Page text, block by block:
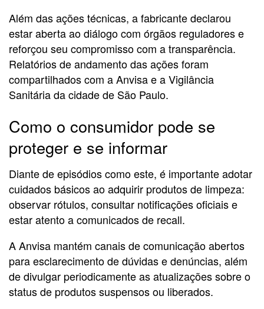
Além das ações técnicas, a fabricante declarou
estar aberta ao diálogo com órgãos reguladores e
reforçou seu compromisso com a transparência.
Relatórios de andamento das ações foram
compartilhados com a Anvisa e a Vigilância
Sanitária da cidade de São Paulo.
Como o consumidor pode se
proteger e se informar
Diante de episódios como este, é importante adotar
cuidados básicos ao adquirir produtos de limpeza:
observar rótulos, consultar notificações oficiais e
estar atento a comunicados de recall.
A Anvisa mantém canais de comunicação abertos
para esclarecimento de dúvidas e denúncias, além
de divulgar periodicamente as atualizações sobre o
status de produtos suspensos ou liberados.